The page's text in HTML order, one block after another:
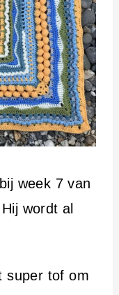
week 7 van
wordt al
super tof om